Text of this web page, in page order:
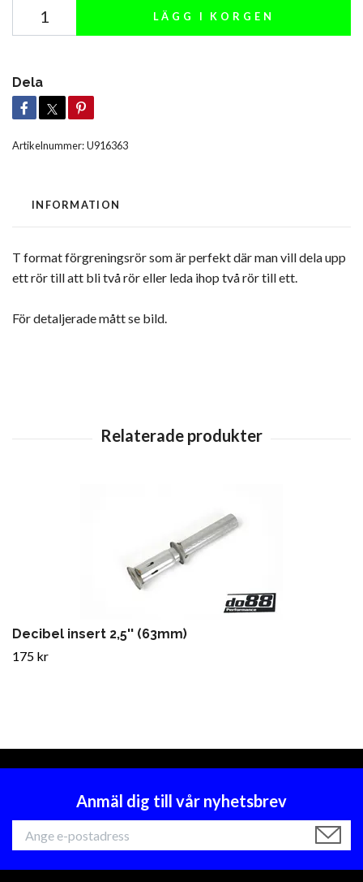
LÄGG I KORGEN
Dela
Artikelnummer:U916363
INFORMATION
T format förgreningsrör som är perfekt där man vill dela upp
ett rör till att bli två rör eller leda ihop två rör till ett.
För detaljerade mått se bild.
Decibel insert 2,5'' (63mm)
175 kr
Anmäl dig till vår nyhetsbrev